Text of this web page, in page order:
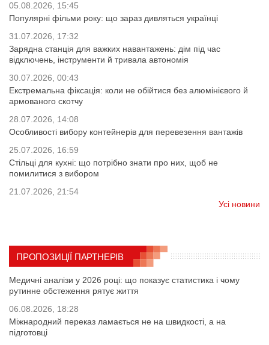
05.08.2026, 15:45
Популярні фільми року: що зараз дивляться українці
31.07.2026, 17:32
Зарядна станція для важких навантажень: дім під час
відключень, інструменти й тривала автономія
30.07.2026, 00:43
Екстремальна фіксація: коли не обійтися без алюмінієвого й
армованого скотчу
28.07.2026, 14:08
Особливості вибору контейнерів для перевезення вантажів
25.07.2026, 16:59
Стільці для кухні: що потрібно знати про них, щоб не
помилитися з вибором
21.07.2026, 21:54
Усі новини
ПРОПОЗИЦІЇ ПАРТНЕРІВ
Медичні аналізи у 2026 році: що показує статистика і чому
рутинне обстеження рятує життя
06.08.2026, 18:28
Міжнародний переказ ламається не на швидкості, а на
підготовці